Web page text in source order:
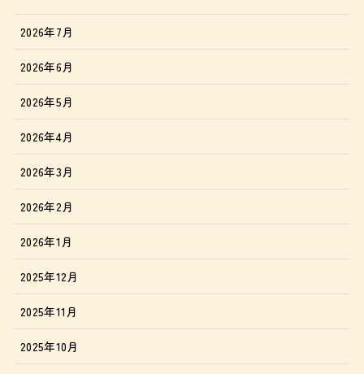
2026年7月
2026年6月
2026年5月
2026年4月
2026年3月
2026年2月
2026年1月
2025年12月
2025年11月
2025年10月